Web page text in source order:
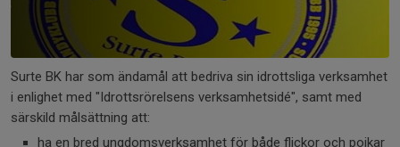
Surte BK har som ändamål att bedriva sin idrottsliga verksamhet
i enlighet med "Idrottsrörelsens verksamhetsidé", samt med
särskild målsättning att:
ha en bred ungdomsverksamhet för både flickor och pojkar